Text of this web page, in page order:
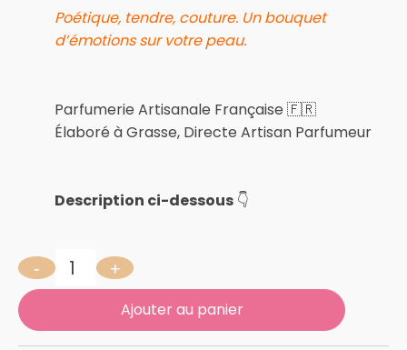
Poétique, tendre, couture. Un bouquet
d’émotions sur votre peau.
Parfumerie Artisanale Française 🇫🇷
Élaboré à Grasse, Directe Artisan Parfumeur
Description ci-dessous 👇
quantité de JARDIN SECRET 50 MLHuile Satin
- +
Ajouter au panier